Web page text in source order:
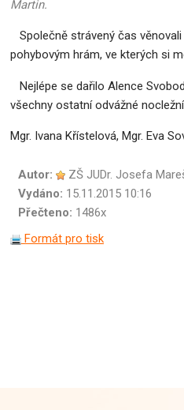
Martin.
Společně strávený čas
pohybovým hrám, ve kterých si
Nejlépe se dařilo Alence
všechny ostatní odvážné
Mgr. Ivana Křístelová, Mgr. Eva
Autor:
ZŠ JUDr. Josefa
Vydáno: 15.11.2015 10:16
Přečteno: 1486x
Formát pro tisk